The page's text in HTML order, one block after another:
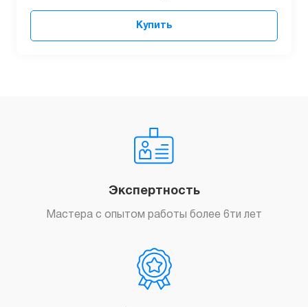
Купить
Экспертность
Мастера с опытом работы более 6ти лет